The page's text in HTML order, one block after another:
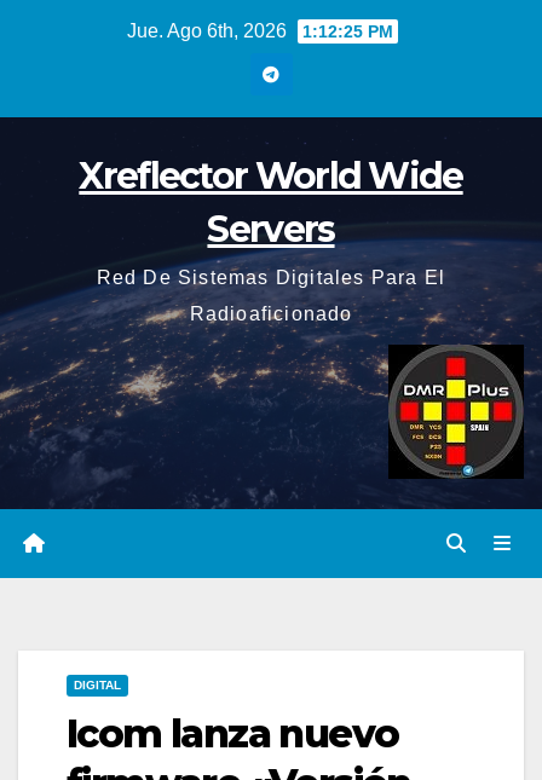
Jue. Ago 6th, 2026 1:12:26 PM
Xreflector World Wide
Servers
Red De Sistemas Digitales Para El
Radioaficionado
DIGITAL
Icom lanza nuevo